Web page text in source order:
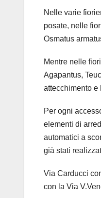
Nelle varie
posate, nelle
Osmatus
Mentre nelle
Agapantus,
attecchimento e
Per ogni
elementi di
automatici a
già stati
Via Carducci
con la Via